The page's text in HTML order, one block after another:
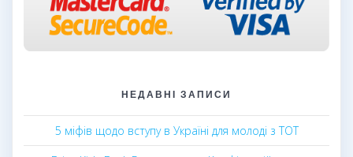
НЕДАВНІ ЗАПИСИ
5 міфів щодо вступу в Україні для молоді з ТОТ